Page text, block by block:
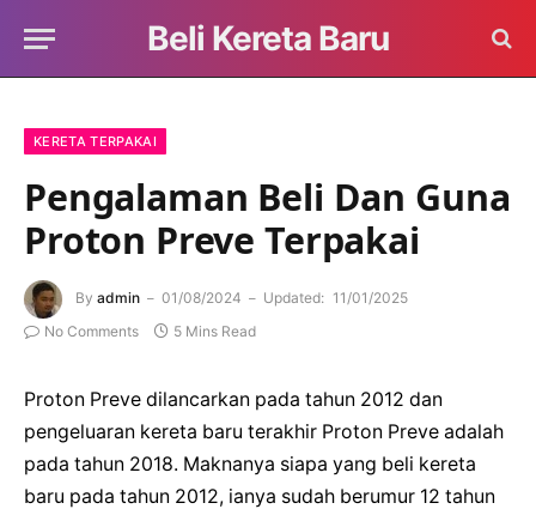
Beli Kereta Baru
KERETA TERPAKAI
Pengalaman Beli Dan Guna
Proton Preve Terpakai
By admin 01/08/2024 Updated: 11/01/2025
No Comments
5 Mins Read
Proton Preve dilancarkan pada tahun 2012 dan
pengeluaran kereta baru terakhir Proton Preve adalah
pada tahun 2018. Maknanya siapa yang beli kereta
baru pada tahun 2012, ianya sudah berumur 12 tahun